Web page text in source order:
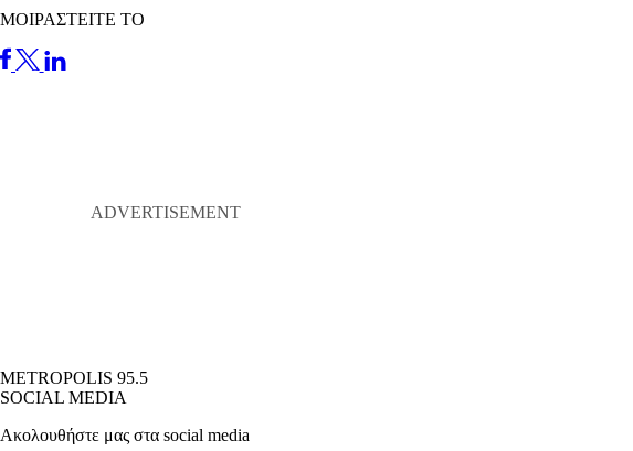
ΜΟΙΡΑΣΤΕΙΤΕ ΤΟ
METROPOLIS 95.5
SOCIAL MEDIA
Ακολουθήστε μας στα social media